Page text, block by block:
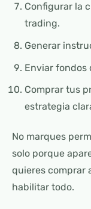
Configurar la
trading.
Generar
Enviar fondos
Comprar tus
estrategia
No marques
solo porque
quieres comprar
habilitar todo.